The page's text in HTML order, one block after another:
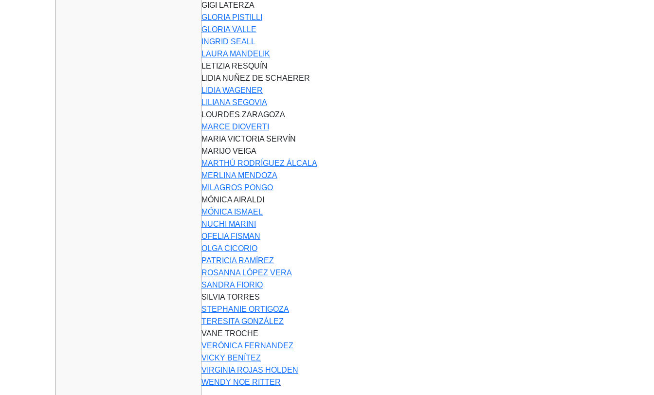
GIGI LATERZA
GLORIA PISTILLI
GLORIA VALLE
INGRID SEALL
LAURA MANDELIK
LETIZIA RESQUÍN
LIDIA NUÑEZ DE SCHAERER
LIDIA WAGENER
LILIANA SEGOVIA
LOURDES ZARAGOZA
MARCE DIOVERTI
MARIA VICTORIA SERVÍN
MARIJO VEIGA
MARTHÚ RODRÍGUEZ ÁLCALA
MERLINA MENDOZA
MILAGROS PONGO
MÓNICA AIRALDI
MÓNICA ISMAEL
NUCHI MARINI
OFELIA FISMAN
OLGA CICORIO
PATRICIA RAMÍREZ
ROSANNA LÓPEZ VERA
SANDRA FIORIO
SILVIA TORRES
STEPHANIE ORTIGOZA
TERESITA GONZÁLEZ
VANE TROCHE
VERÓNICA FERNANDEZ
VICKY BENÍTEZ
VIRGINIA ROJAS HOLDEN
WENDY NOE RITTER